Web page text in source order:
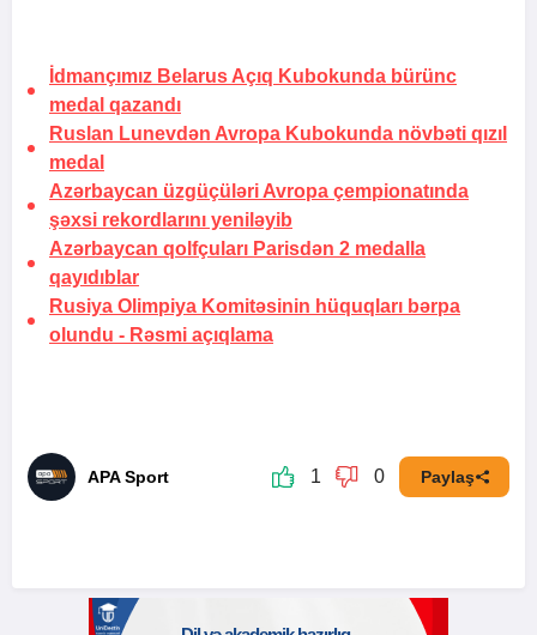
İdmançımız Belarus Açıq Kubokunda bürünc
medal qazandı
Ruslan Lunevdən Avropa Kubokunda növbəti qızıl
medal
Azərbaycan üzgüçüləri Avropa çempionatında
şəxsi rekordlarını yeniləyib
Azərbaycan qolfçuları Parisdən 2 medalla
qayıdıblar
Rusiya Olimpiya Komitəsinin hüquqları bərpa
olundu - Rəsmi açıqlama
APA Sport 1 0 Paylaş